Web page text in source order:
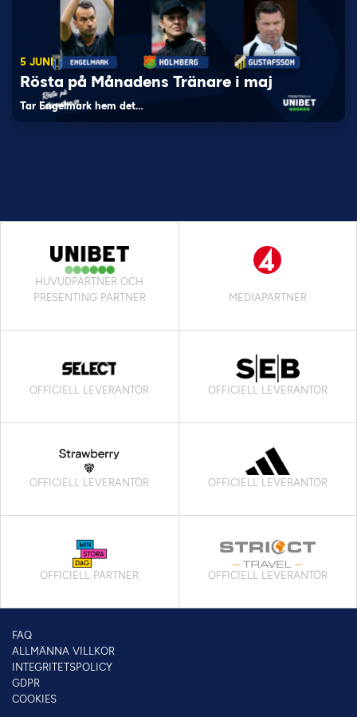
5 JUNI
Rösta på Månadens Tränare i maj
Tar Engelmark hem det…
HUVUDPARTNER OCH
PRESENTING PARTNER
MEDIAPARTNER
OFFICIELL LEVERANTÖR OFFICIELL LEVERANTÖR
OFFICIELL LEVERANTÖR OFFICIELL LEVERANTÖR
OFFICIELL PARTNER OFFICIELL LEVERANTÖR
FAQ
ALLMÄNNA VILLKOR
INTEGRITETSPOLICY
GDPR
COOKIES